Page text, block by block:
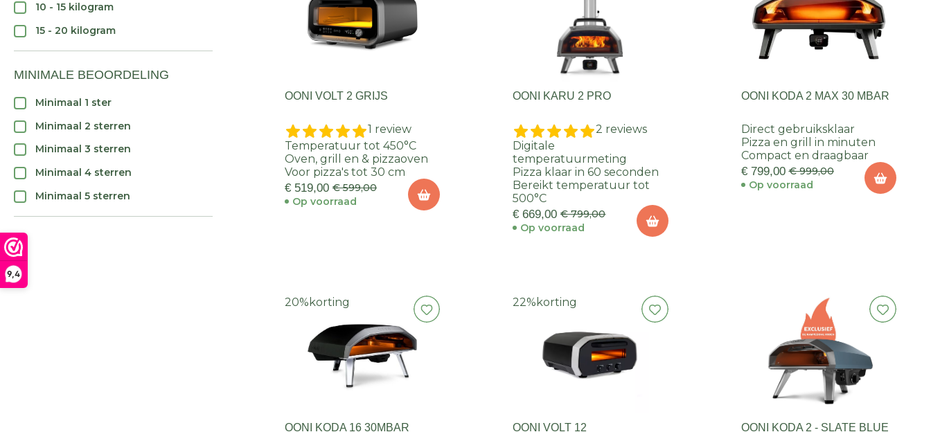
9,4
10 - 15 kilogram
15 - 20 kilogram
MINIMALE BEOORDELING
Minimaal 1 ster
Minimaal 2 sterren
Minimaal 3 sterren
Minimaal 4 sterren
Minimaal 5 sterren
OONI VOLT 2 GRIJS
1 review
Temperatuur tot 450°C
Oven, grill en & pizzaoven
Voor pizza's tot 30 cm
€ 519,00 € 599,00
Op voorraad
OONI KARU 2 PRO
2 reviews
Digitale
temperatuurmeting
Pizza klaar in 60 seconden
Bereikt temperatuur tot
500°C
€ 669,00 € 799,00
Op voorraad
OONI KODA 2 MAX 30 MBAR
Direct gebruiksklaar
Pizza en grill in minuten
Compact en draagbaar
€ 799,00 € 999,00
Op voorraad
20% korting
OONI KODA 16 30MBAR
22% korting
OONI VOLT 12 OONI KODA 2 - SLATE BLUE